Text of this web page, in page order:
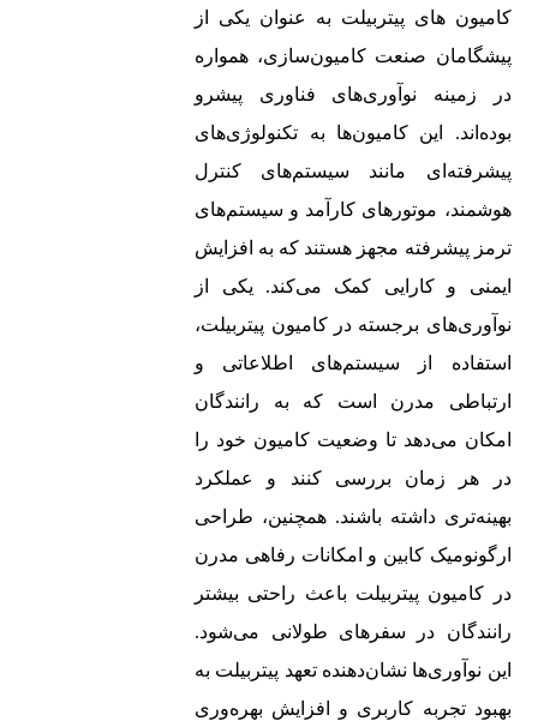
کامیون‌ های پیتربیلت به عنوان یکی از
پیشگامان صنعت کامیون‌سازی، همواره
در زمینه نوآوری‌های فناوری پیشرو
بوده‌اند. این کامیون‌ها به تکنولوژی‌های
پیشرفته‌ای مانند سیستم‌های کنترل
هوشمند، موتورهای کارآمد و سیستم‌های
ترمز پیشرفته مجهز هستند که به افزایش
ایمنی و کارایی کمک می‌کند. یکی از
نوآوری‌های برجسته در کامیون‌ پیتربیلت،
استفاده از سیستم‌های اطلاعاتی و
ارتباطی مدرن است که به رانندگان
امکان می‌دهد تا وضعیت کامیون خود را
در هر زمان بررسی کنند و عملکرد
بهینه‌تری داشته باشند. همچنین، طراحی
ارگونومیک کابین و امکانات رفاهی مدرن
در کامیون‌ پیتربیلت باعث راحتی بیشتر
رانندگان در سفرهای طولانی می‌شود.
این نوآوری‌ها نشان‌دهنده تعهد پیتربیلت به
بهبود تجربه کاربری و افزایش بهره‌وری